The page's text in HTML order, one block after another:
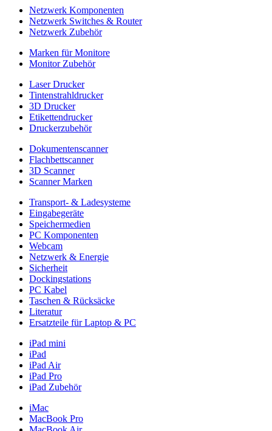
Netzwerk Komponenten
Netzwerk Switches & Router
Netzwerk Zubehör
Marken für Monitore
Monitor Zubehör
Laser Drucker
Tintenstrahldrucker
3D Drucker
Etikettendrucker
Druckerzubehör
Dokumentenscanner
Flachbettscanner
3D Scanner
Scanner Marken
Transport- & Ladesysteme
Eingabegeräte
Speichermedien
PC Komponenten
Webcam
Netzwerk & Energie
Sicherheit
Dockingstations
PC Kabel
Taschen & Rücksäcke
Literatur
Ersatzteile für Laptop & PC
iPad mini
iPad
iPad Air
iPad Pro
iPad Zubehör
iMac
MacBook Pro